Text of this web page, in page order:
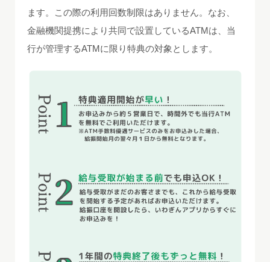
ます。この際の利用回数制限はありません。なお、
金融機関提携により共同で設置しているATMは、当
行が管理するATMに限り特典の対象とします。